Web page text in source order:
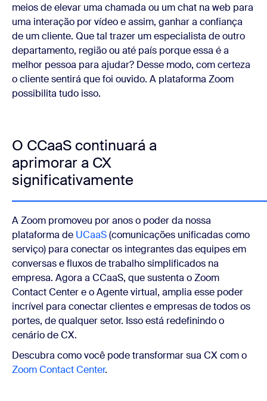
meios de elevar uma chamada ou um chat na web para
uma interação por vídeo e assim, ganhar a confiança
de um cliente. Que tal trazer um especialista de outro
departamento, região ou até país porque essa é a
melhor pessoa para ajudar? Desse modo, com certeza
o cliente sentirá que foi ouvido. A plataforma Zoom
possibilita tudo isso.
O CCaaS continuará a
aprimorar a CX
significativamente
A Zoom promoveu por anos o poder da nossa
plataforma de UCaaS(comunicações unificadas como
serviço) para conectar os integrantes das equipes em
conversas e fluxos de trabalho simplificados na
empresa. Agora a CCaaS, que sustenta o Zoom
Contact Center e o Agente virtual, amplia esse poder
incrível para conectar clientes e empresas de todos os
portes, de qualquer setor. Isso está redefinindo o
cenário de CX.
Descubra como você pode transformar sua CX com o
Zoom Contact Center.